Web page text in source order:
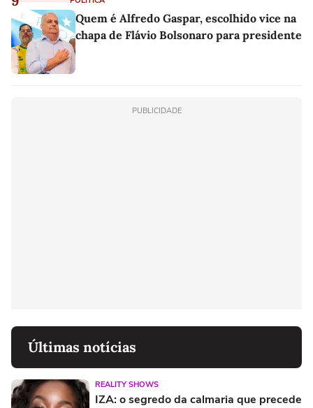
Quem é Alfredo Gaspar, escolhido vice na
chapa de Flávio Bolsonaro para presidente
PUBLICIDADE
Últimas notícias
REALITY SHOWS
IZA: o segredo da calmaria que precede